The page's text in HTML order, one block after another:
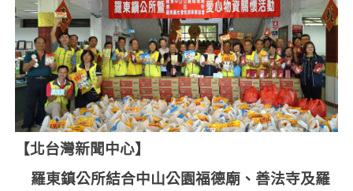
【北台灣新聞中心】
羅東鎮公所結合中山公園福德廟、善法寺及羅